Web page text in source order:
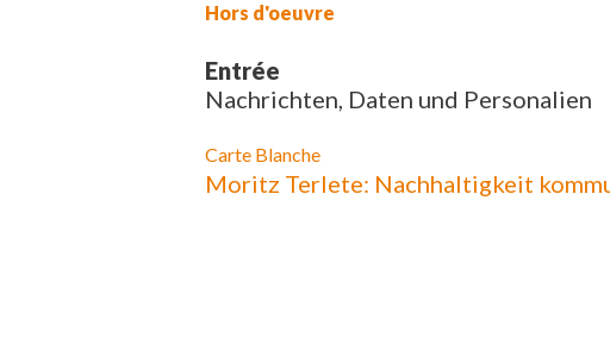
Hors d'oeuvre
Entrée
Nachrichten, Daten und Personalien
Carte Blanche
Moritz Terlete: Nachhaltigkeit